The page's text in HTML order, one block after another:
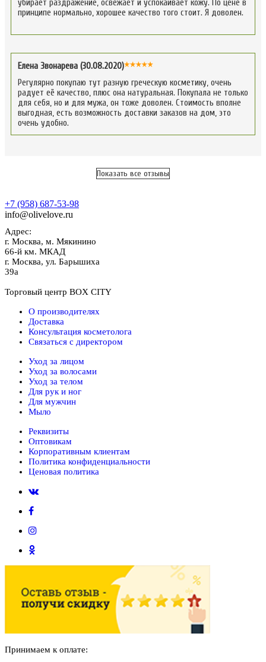
убирает раздражение, освежает и успокаивает кожу. По цене в
принципе нормально, хорошее качество того стоит. Я доволен.
Елена Звонарева (30.08.2020)
Регулярно покупаю тут разную греческую косметику, очень
радует её качество, плюс она натуральная. Покупала не только
для себя, но и для мужа, он тоже доволен. Стоимость вполне
выгодная, есть возможность доставки заказов на дом, это
очень удобно.
Показать все отзывы
+7 (958) 687-53-98
info@olivelove.ru
Адрес:
г. Москва, м. Мякинино
66-й км. МКАД
г. Москва, ул. Барышиха
39а
Торговый центр BOX CITY
О производителях
Доставка
Консультация косметолога
Связаться с директором
Уход за лицом
Уход за волосами
Уход за телом
Для рук и ног
Для мужчин
Мыло
Реквизиты
Оптовикам
Корпоративным клиентам
Политика конфиденциальности
Ценовая политика
Принимаем к оплате: